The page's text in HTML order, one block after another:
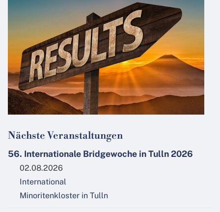
Nächste Veranstaltungen
56. Internationale Bridgewoche in Tulln 2026
02.08.2026
International
Minoritenkloster in Tulln